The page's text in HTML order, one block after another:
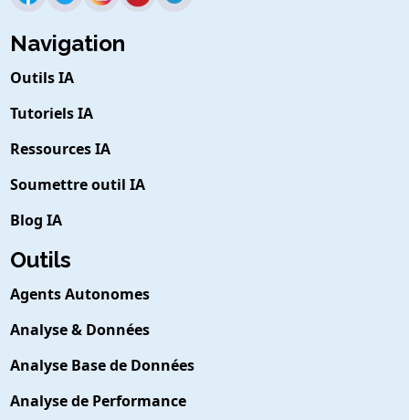
Navigation
Outils IA
Tutoriels IA
Ressources IA
Soumettre outil IA
Blog IA
Outils
Agents Autonomes
Analyse & Données
Analyse Base de Données
Analyse de Performance